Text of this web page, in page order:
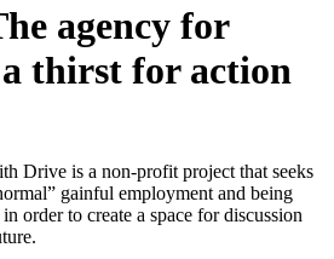
agency for
thirst for action
Drive is a non-profit project that seeks
gainful employment and being
order to create a space for discussion